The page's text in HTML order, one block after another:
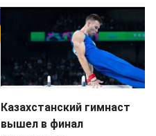
Казахстанский гимнаст
вышел в финал